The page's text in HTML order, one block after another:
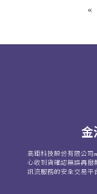
«
金
高鉅科技股份有限公司
心收到貨確認無誤再撥
訊流服務的安全交易平